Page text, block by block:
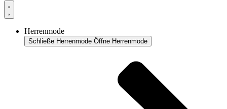
Herrenmode
Schließe Herrenmode Öffne Herrenmode